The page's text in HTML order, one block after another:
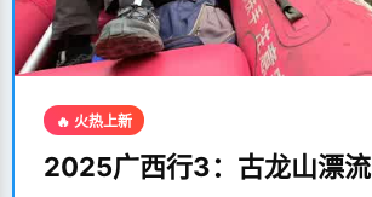
🔥 火热上新
2025广西行3：古龙山漂流